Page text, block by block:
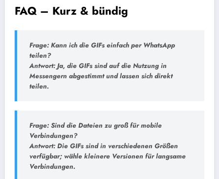
FAQ – Kurz & bündig
Frage: Kann ich die GIFs einfach per WhatsApp
teilen?
Antwort: Ja, die GIFs sind auf die Nutzung in
Messengern abgestimmt und lassen sich direkt
teilen.
Frage: Sind die Dateien zu groß für mobile
Verbindungen?
Antwort: Die GIFs sind in verschiedenen Größen
verfügbar; wähle kleinere Versionen für langsame
Verbindungen.